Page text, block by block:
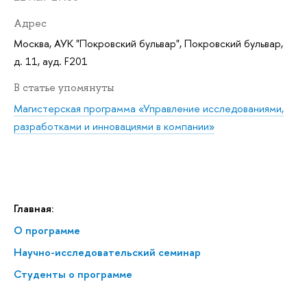
Главная:
О программе
Научно-исследовательский семинар
Студенты о программе
Адрес
Москва, АУК "Покровский бульвар", Покровский бульвар,
д. 11, ауд. F201
статье упомянуты
Магистерская программа «Управление исследованиями,
разработками и инновациями в компании»